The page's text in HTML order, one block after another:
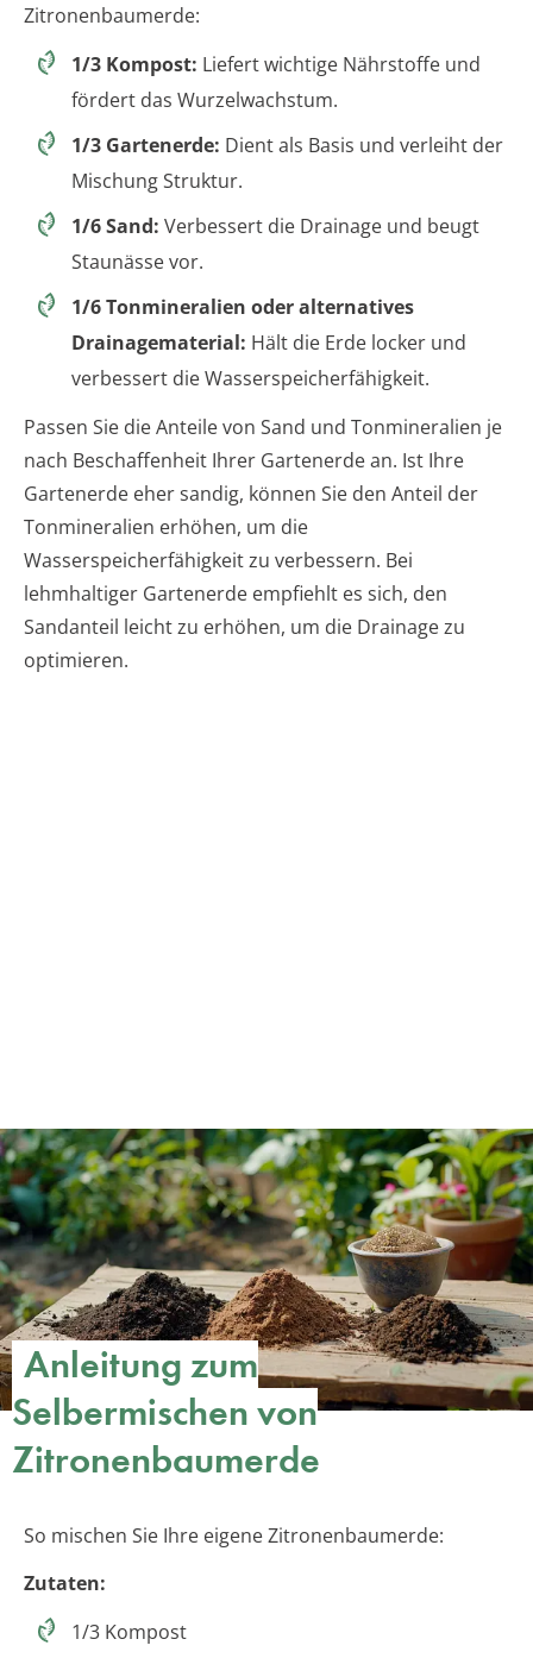
Zitronenbaumerde:
1/3 Kompost: Liefert wichtige Nährstoffe und
fördert das Wurzelwachstum.
1/3 Gartenerde: Dient als Basis und verleiht der
Mischung Struktur.
1/6 Sand: Verbessert die Drainage und beugt
Staunässe vor.
1/6 Tonmineralien oder alternatives
Drainagematerial: Hält die Erde locker und
verbessert die Wasserspeicherfähigkeit.
Passen Sie die Anteile von Sand und Tonmineralien je
nach Beschaffenheit Ihrer Gartenerde an. Ist Ihre
Gartenerde eher sandig, können Sie den Anteil der
Tonmineralien erhöhen, um die
Wasserspeicherfähigkeit zu verbessern. Bei
lehmhaltiger Gartenerde empfiehlt es sich, den
Sandanteil leicht zu erhöhen, um die Drainage zu
optimieren.
Anleitung zum
Selbermischen von
Zitronenbaumerde
So mischen Sie Ihre eigene Zitronenbaumerde:
Zutaten:
1/3 Kompost